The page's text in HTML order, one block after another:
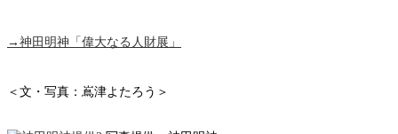
→神田明神「偉大なる人財展」
＜文・写真：嶌津よたろう＞